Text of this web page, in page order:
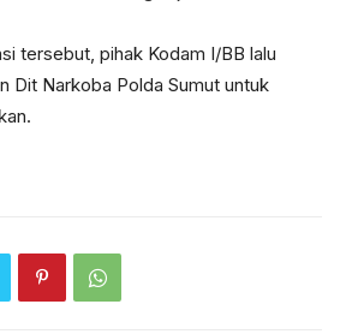
tersebut, pihak Kodam I/BB lalu
Dit Narkoba Polda Sumut untuk